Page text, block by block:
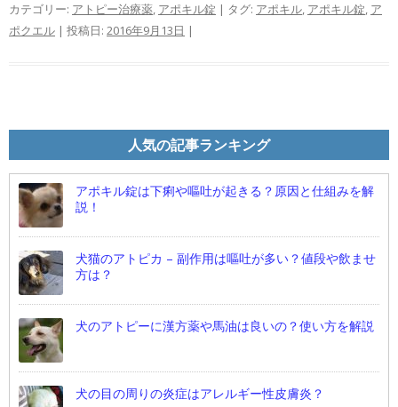
カテゴリー: アトピー治療薬, アポキル錠 | タグ: アポキル, アポキル錠, ア
ポクエル | 投稿日: 2016年9月13日 |
人気の記事ランキング
アポキル錠は下痢や嘔吐が起きる？原因と仕組みを解
説！
犬猫のアトピカ – 副作用は嘔吐が多い？値段や飲ませ
方は？
犬のアトピーに漢方薬や馬油は良いの？使い方を解説
犬の目の周りの炎症はアレルギー性皮膚炎？